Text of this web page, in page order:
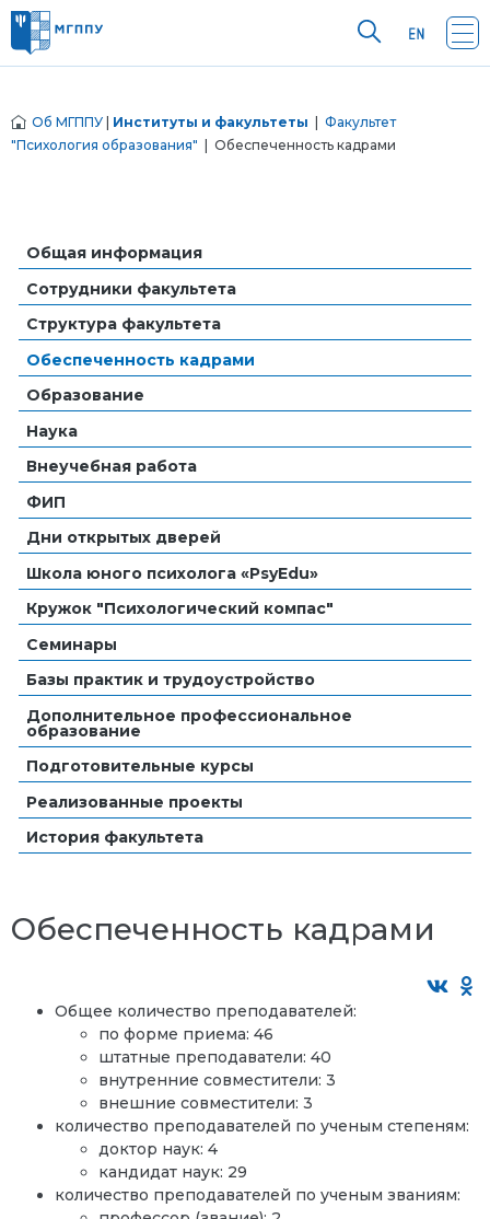
Об МГППУ Институты и факультеты
Факультет
"Психология образования" | Обеспеченность кадрами
Общая информация
Сотрудники факультета
Структура факультета
Обеспеченность кадрами
Образование
Наука
Внеучебная работа
ФИП
Дни открытых дверей
Школа юного психолога «PsyEdu»
Кружок "Психологический компас"
Семинары
Базы практик и трудоустройство
Дополнительное профессиональное
образование
Подготовительные курсы
Реализованные проекты
История факультета
Обеспеченность кадрами
Общее количество преподавателей:
по форме приема: 46
штатные преподаватели: 40
внутренние совместители: 3
внешние совместители: 3
количество преподавателей по ученым степеням:
доктор наук: 4
кандидат наук: 29
количество преподавателей по ученым званиям: